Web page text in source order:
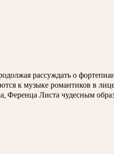
рассуждать о
к музыке романтиков в
Листа чудесным